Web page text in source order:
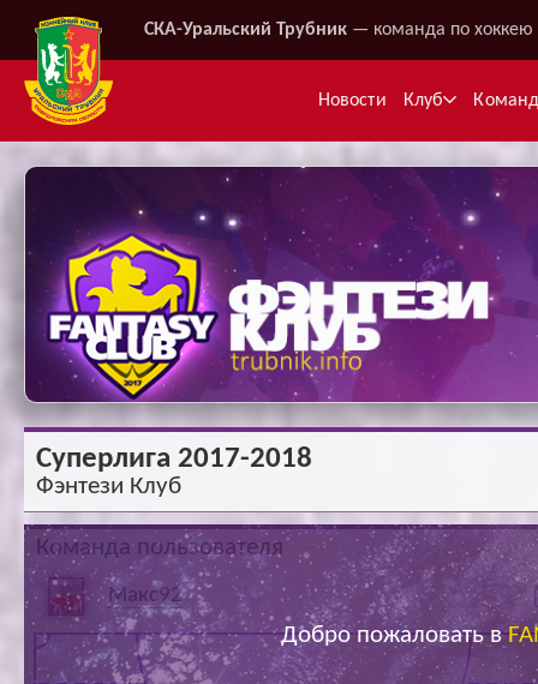
СКА-Уральский Трубник — команда по хоккею
Новости Клуб
Суперлига 2017-2018
Фэнтези Клуб
Добро пожаловать в
Команда пользователя
Макс92